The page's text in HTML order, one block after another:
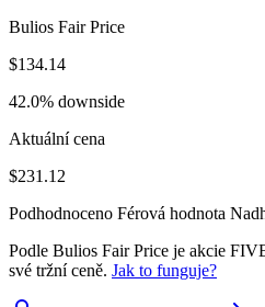
Bulios Fair Price
$134.14
42.0% downside
Aktuální cena
$231.12
Podhodnoceno Férová hodnota
Podle Bulios Fair Price je akcie
své tržní ceně. Jak to funguje?